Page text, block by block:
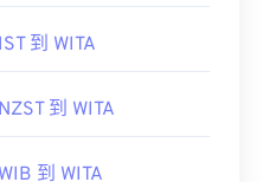
IST 到 WITA
NZST 到 WITA
WIB 到 WITA